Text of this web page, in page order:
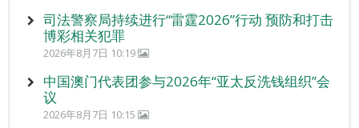
司法警察局持续进行“雷霆2026”行动 预防和打击
博彩相关犯罪
2026年8月7日 10:19
中国澳门代表团参与2026年“亚太反洗钱组织”会
议
2026年8月7日 10:15